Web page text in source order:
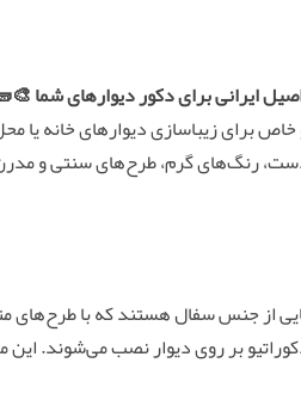
ایرانی برای دکور دیوارهای شما
برای زیباسازی دیوارهای خانه یا
رنگ‌های گرم، طرح‌های سنتی و
از جنس سفال هستند که با طرح‌های
بر روی دیوار نصب می‌شوند. این